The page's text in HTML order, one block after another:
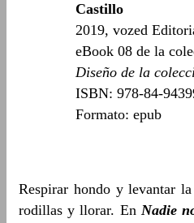
Castillo
2019, vozed
eBook 08 de la
Diseño de la
ISBN: 978-84-
Formato: epub
Respirar hondo y levantar
rodillas y llorar. En Nadie